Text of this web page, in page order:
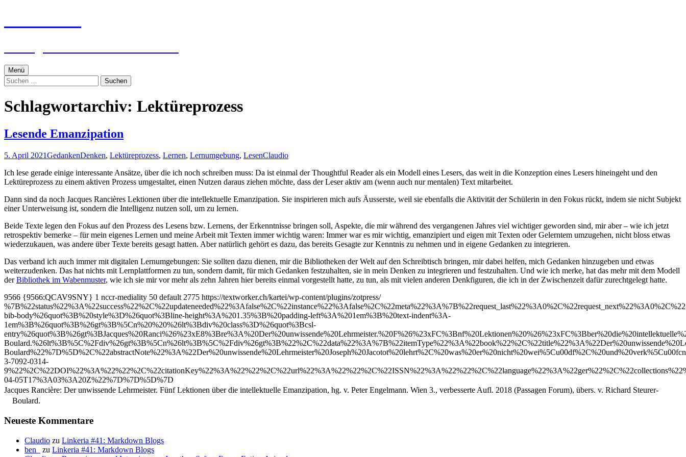
Menü
Suchen
nach:
Schlagwortarchiv: Lektüreprozess
Lesende Emanzipation
5. April 2021GedankenDenken, Lektüreprozess, Lernen, Lernumgebung, LesenClaudio
Ich lese gerade einige interessante Ansätze, über die ich noch schreiben muss: Da ist einmal der Thoughtful Reader als ein Modell eines Lesers, das weit in die Konzeption eines Lesers hineingeht und den
Lektüreprozess zu einem aktiven Prozess umgestaltet, einen Nutzen daraus ziehen möchte, dass der Leser aktiv am (wenn auch nur mentalen) Text mitarbeitet.
Dann sind da noch Jacques Rancières Lektionen über die intellektuelle Emanzipation. Sie inspirieren mich aufs Äusserste, weil sie ebenfalls die Aktivität der Schülerin in den Fokus rückt, indem sie nicht Subjekt
einer Unterweisung ist, sondern die Intelligenz nutzen soll, um zu lernen.
Beide Texte legen den Fokus auf den Prozess des Lesens bzw. Lernens, der Erkenntnisse bringen soll, Aspekte, die mir während des vergangenen Jahres viel wichtiger geworden sind, mir aber – wie ich jetzt
retrospektiv bemerke – für mein eigenes Lernen und meine Arbeit mit Texten immer wichtig waren: Immer war es mir wichtig, emanzipiert und eigen mit Texten oder Gelerntem umzugehen, nicht bloss etwas
wiederzukauen, was andere über Texte bereits gesagt hatten. Aber natürlich gehört es dazu, das bereits Gesagte zur Kenntnis zu nehmen und in eigene Gedanken zu integrieren.
Das verband ich auch immer mit digitalen Lernumgebungen: Sie sollten dazu dienen, mir die Bibliotheken der Welt auf den Schreibtisch bringen, mir dabei helfen, mich Gedanken hinzugeben und etwas
weiterzudenken. Das hat nichts mit Lernplattformen zu tun, sondern damit, für mich Gedanken festzuhalten, sie in mein Denken zu integrieren und festzuhalten. Und wie ich merke, hat das mehr mit dem Modell
derBibliothek im Wabenmuster, wie ich sie mir vor mehr als zehn Jahren hier bereits einmal vorgestellt hatte, zu tun, als mit vielen anderen Denkfiguren, die ich in der Zwischenzeit dafür zurechtgelegt hatte.
9566 {9566:QCAV9SNY} 1 nccr-mediality 50 default 2775 https://textworker.ch/kartei/wp-content/plugins/zotpress/
bib-body%26quot%3B%20style%3D%26quot%3Bline-height%3A%201.35%3B%20padding-left%3A%201em%3B%20text-indent%3A-
1em%3B%26quot%3B%26gt%3B%5Cn%20%20%26lt%3Bdiv%20class%3D%26quot%3Bcsl-
3-7092-0314-
04-05T17%3A03%3A20Z%22%7D%7D%5D%7D
Jacques Rancière: Der unwissende Lehrmeister. Fünf Lektionen über die intellektuelle Emanzipation, hg. v. Peter Engelmann. Wien 3., verbesserte Aufl. 2018 (Passagen Forum), übers. v. Richard Steurer-
Boulard.
Neueste Kommentare
Claudio zu Linkeria #41: Markdown Blogs
ben_
zu Linkeria #41: Markdown Blogs